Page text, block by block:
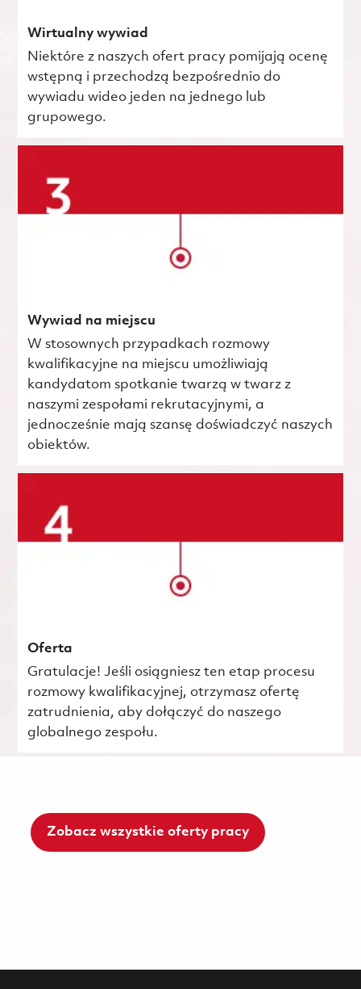
Wirtualny wywiad
Niektóre z naszych ofert pracy pomijają ocenę
wstępną i przechodzą bezpośrednio do
wywiadu wideo jeden na jednego lub
grupowego.
Wywiad na miejscu
W stosownych przypadkach rozmowy
kwalifikacyjne na miejscu umożliwiają
kandydatom spotkanie twarzą w twarz z
naszymi zespołami rekrutacyjnymi, a
jednocześnie mają szansę doświadczyć naszych
obiektów.
Oferta
Gratulacje! Jeśli osiągniesz ten etap procesu
rozmowy kwalifikacyjnej, otrzymasz ofertę
zatrudnienia, aby dołączyć do naszego
globalnego zespołu.
Zobacz wszystkie oferty pracy